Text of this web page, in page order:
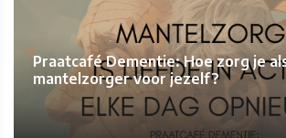
Praatcafé Dementie: Hoe zorg je
mantelzorger voor jezelf?